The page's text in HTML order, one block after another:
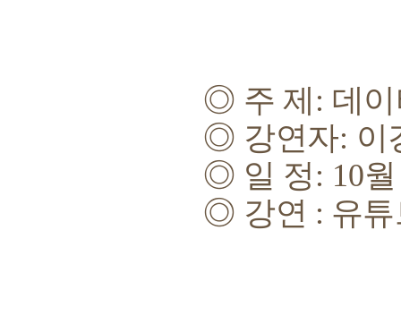
◎ 주 제 : 데
◎ 강연자: 이
◎ 일 정 : 10
◎ 강연 : 유